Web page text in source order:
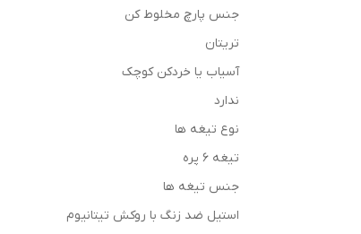
جنس پارچ مخلوط کن
تریتان
آسیاب یا خردکن کوچک
ندارد
نوع تیغه ها
تیغه 6 پره
جنس تیغه ها
استیل ضد زنگ با روکش تیتانیوم